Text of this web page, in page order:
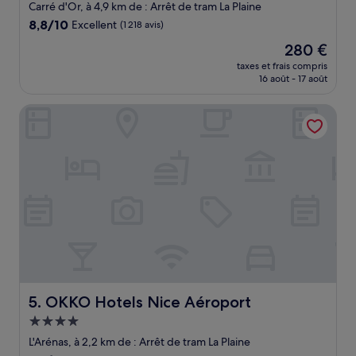
3.0 étoiles
Carré d'Or, à 4,9 km de : Arrêt de tram La Plaine
8.8
8,8/10 Excellent (1 218 avis)
Le
nouveau
prix
de
280 €
280 €
taxes et frais compris
16 août - 17 août
5. OKKO Hotels Nice Aéroport
OKKO Hotels Nice Aéroport
Hébergement
4.0 étoiles
L'Arénas, à 2,2 km de : Arrêt de tram La Plaine